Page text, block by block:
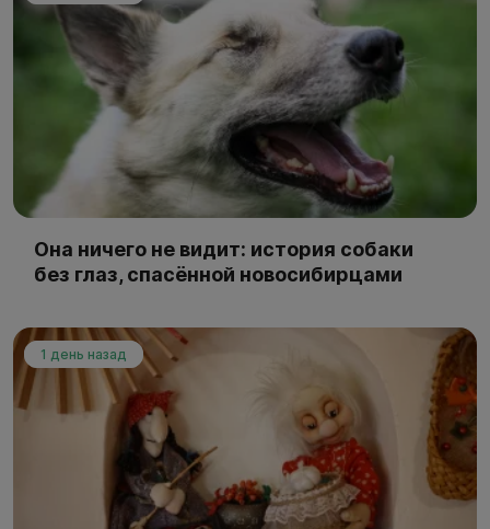
Она ничего не видит: история собаки
без глаз, спасённой новосибирцами
1 день назад